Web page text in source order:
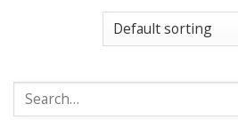
Search
for: